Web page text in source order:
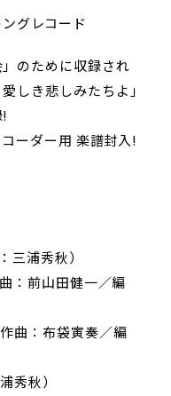
グレコード
のために収録され
しき悲しみたちよ」
ーダー用 楽譜封入!
三浦秀秋）
：前山田健一／編
曲：布袋寅奏／編
秀秋）